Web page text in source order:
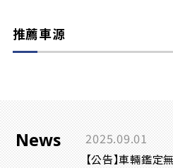
推薦車源
News 2025.09.01
【公告】車輛鑑